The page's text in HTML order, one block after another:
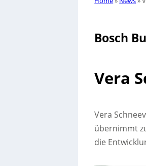
Bosch
Vera
Vera
übernimmt
die